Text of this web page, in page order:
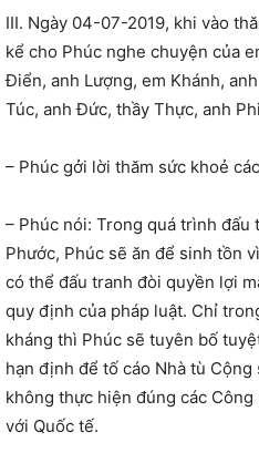
III. Ngày 04-07-2019, khi vào
kể cho Phúc nghe chuyện của
Điển, anh Lượng, em Khánh,
Túc, anh Đức, thầy Thực, anh
– Phúc gởi lời thăm sức khoẻ
– Phúc nói: Trong quá trình đấu
Phước, Phúc sẽ ăn để sinh tồn
có thể đấu tranh đòi quyền lợi
quy định của pháp luật. Chỉ
kháng thì Phúc sẽ tuyên bố
hạn định để tố cáo Nhà tù Cộng
không thực hiện đúng các Công
với Quốc tế.